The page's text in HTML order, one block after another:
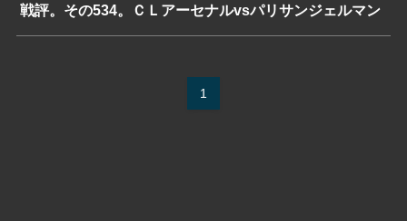
戦評。その534。ＣＬアーセナルvsパリサンジェルマン
1